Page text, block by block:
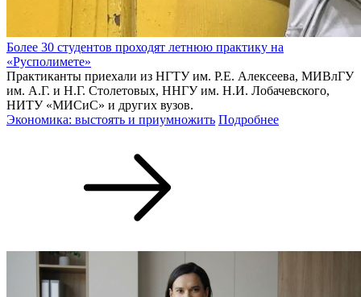
Более 30 студентов проходят летнюю практику на
«Русполимете»
Практиканты приехали из НГТУ им. Р.Е. Алексеева, МИВлГУ
им. А.Г. и Н.Г. Столетовых, ННГУ им. Н.И. Лобачевского,
НИТУ «МИСиС» и других вузов.
Экономика: выстоять и приумножить Подробнее